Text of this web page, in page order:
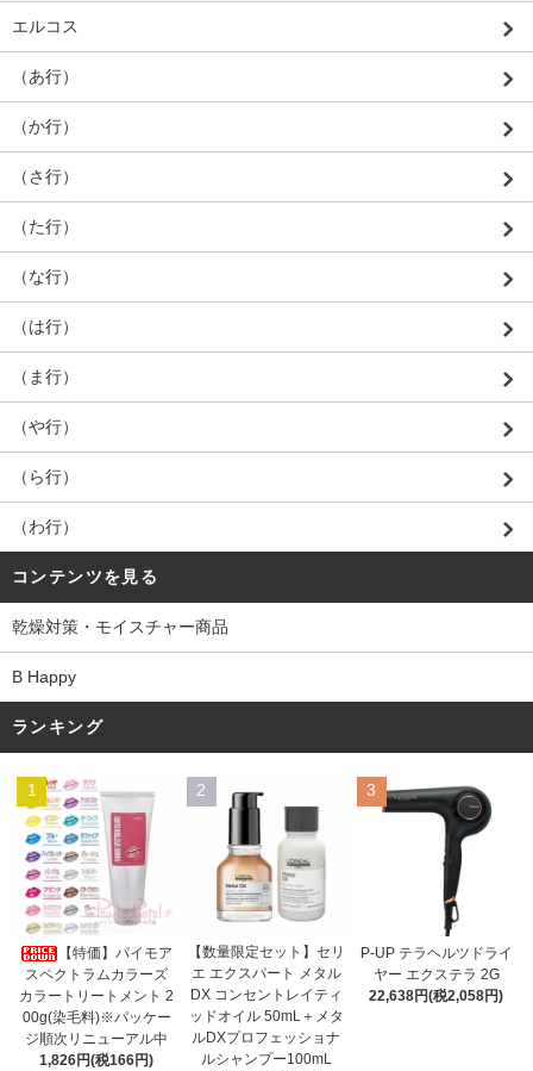
エルコス
（あ行）
（か行）
（さ行）
（た行）
（な行）
（は行）
（ま行）
（や行）
（ら行）
（わ行）
コンテンツを見る
乾燥対策・モイスチャー商品
B Happy
ランキング
1
【特価】パイモア
スペクトラムカラーズ
カラートリートメント 2
00g(染毛料)※パッケー
ジ順次リニューアル中
1,826円(税166円)
2
【数量限定セット】セリ
エ エクスパート メタル
DX コンセントレイティ
ッドオイル 50mL＋メタ
ルDXプロフェッショナ
ルシャンプー100mL
3
P-UP テラヘルツドライ
ヤー エクステラ 2G
22,638円(税2,058円)